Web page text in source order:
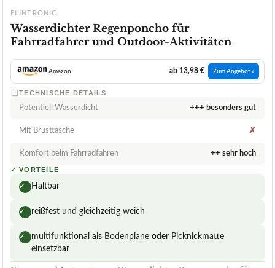
FLINTRONIC
Wasserdichter Regenponcho für
Fahrradfahrer und Outdoor-Aktivitäten
Amazon ab 13,98 € Zum Angebot »
TECHNISCHE DETAILS
Potentiell Wasserdicht +++ besonders gut
Mit Brusttasche ✗
Komfort beim Fahrradfahren ++ sehr hoch
✓ VORTEILE
✓ Haltbar
✓ reißfest und gleichzeitig weich
✓
multifunktional als Bodenplane oder Picknickmatte
einsetzbar